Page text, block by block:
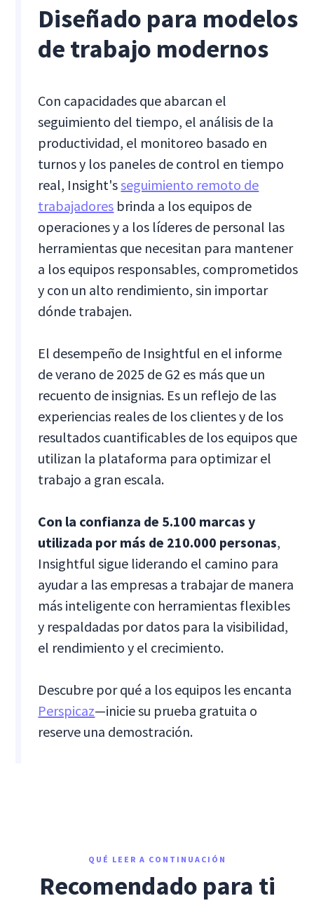
Diseñado para modelos
de trabajo modernos
Con capacidades que abarcan el
seguimiento del tiempo, el análisis de la
productividad, el monitoreo basado en
turnos y los paneles de control en tiempo
real, Insight'sseguimiento remoto de
trabajadores brinda a los equipos de
operaciones y a los líderes de personal las
herramientas que necesitan para mantener
a los equipos responsables, comprometidos
y con un alto rendimiento, sin importar
dónde trabajen.
El desempeño de Insightful en el informe
de verano de 2025 de G2 es más que un
recuento de insignias. Es un reflejo de las
experiencias reales de los clientes y de los
resultados cuantificables de los equipos que
utilizan la plataforma para optimizar el
trabajo a gran escala.
Con la confianza de 5.100 marcas y
utilizada por más de 210.000 personas,
Insightful sigue liderando el camino para
ayudar a las empresas a trabajar de manera
más inteligente con herramientas flexibles
y respaldadas por datos para la visibilidad,
el rendimiento y el crecimiento.
Descubre por qué a los equipos les encanta
Perspicaz—inicie su prueba gratuita o
reserve una demostración.
QUÉ LEER A CONTINUACIÓN
Recomendado para ti